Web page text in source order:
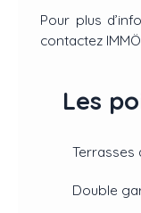
Pour plus
contactez
Les
Terrasses
Double